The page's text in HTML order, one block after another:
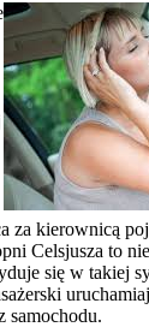
za kierownicą
Celsjusza to
się w takiej
samochodu.